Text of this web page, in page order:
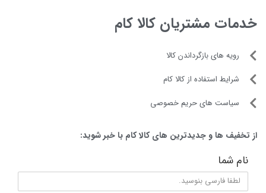
خدمات مشتریان کالا کام
رویه های بازگرداندن کالا
شرایط استفاده از کالا کام
سیاست های حریم خصوصی
از تخفیف ها و جدیدترین های کالا کام با خبر شوید:
نام شما